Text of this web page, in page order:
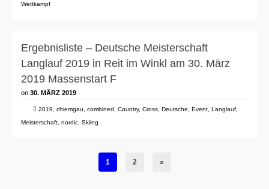
Wettkampf
Ergebnisliste – Deutsche Meisterschaft
Langlauf 2019 in Reit im Winkl am 30. März
2019 Massenstart F
on 30. MÄRZ 2019
2019 chiemgau combined Country, Cross Deutsche Event Langlauf
Meisterschaft nordic Skiing
1 2 »